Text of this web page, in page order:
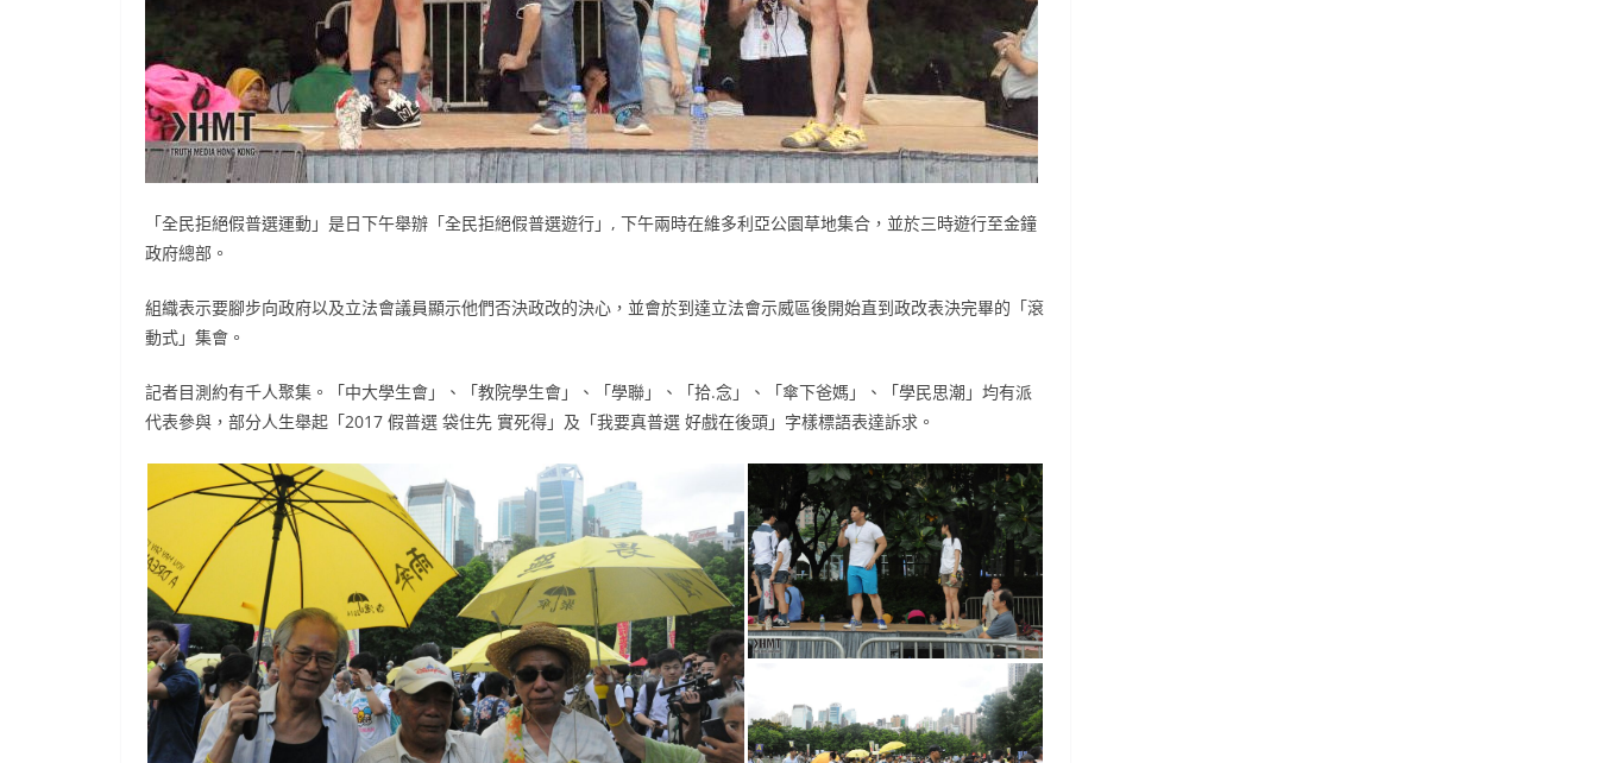
「全民拒絕假普選運動」是日下午舉辦「全民拒絕假普選遊行」, 下午兩時在維多利亞公園草地集合，並於三時遊行至金鐘
政府總部。
組織表示要腳步向政府以及立法會議員顯示他們否決政改的決心，並會於到達立法會示威區後開始直到政改表決完畢的「滾
動式」集會。
記者目測約有千人聚集。「中大學生會」、「教院學生會」、「學聯」、「拾.念」、「傘下爸媽」、「學民思潮」均有派
代表參與，部分人生舉起「2017 假普選 袋住先 實死得」及「我要真普選 好戲在後頭」字樣標語表達訴求。